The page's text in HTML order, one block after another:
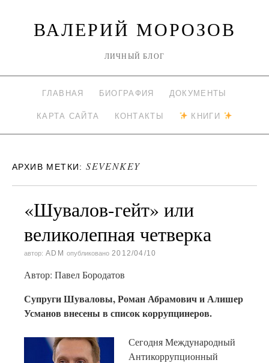
ВАЛЕРИЙ МОРОЗОВ
ЛИЧНЫЙ БЛОГ
ГЛАВНАЯ БИОГРАФИЯ ДОКУМЕНТЫ
КАРТА САЙТА КОНТАКТЫ КНИГИ
АРХИВ МЕТКИ:SEVENKEY
«Шувалов-гейт» или
великолепная четверка
автор: ADM опубликовано 2012/04/10
Автор: Павел Бородатов
Супруги Шуваловы, Роман Абрамович и Алишер
Усманов внесены в список коррупцинеров.
Сегодня Международный
Антикоррупционный